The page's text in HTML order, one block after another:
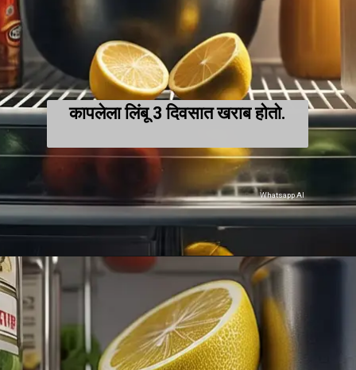
कापलेला लिंबू 3 दिवसात खराब होतो.
Whatsapp AI